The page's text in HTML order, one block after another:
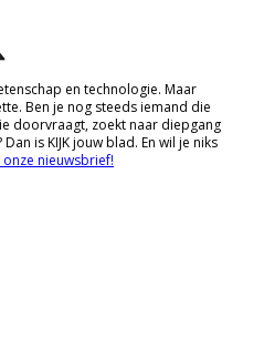
en technologie. Maar
Ben je nog steeds iemand die
doorvraagt, zoekt naar diepgang
is KIJK jouw blad. En wil je niks
nieuwsbrief!